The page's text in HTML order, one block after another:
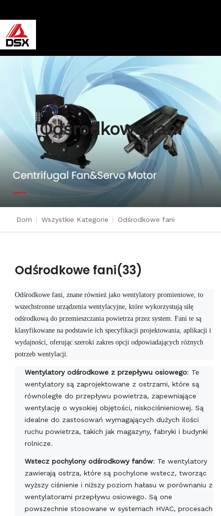
Odśrodkowe fani
Dom Wszystkie Kategorie Odśrodkowe fani
Odśrodkowe fani(33)
Odśrodkowe fani, znane również jako wentylatory promieniowe, to
wszechstronne urządzenia wentylacyjne, które wykorzystują siłę
odśrodkową do przemieszczania powietrza przez system. Fani te są
klasyfikowane na podstawie ich specyfikacji projektowania, aplikacji i
wydajności, oferując szeroki zakres opcji odpowiadających różnych
potrzeb wentylacji.
Wentylatory odśrodkowe z przepływu osiowego: Te
wentylatory są zaprojektowane z ostrzami, które są
równoległe do przepływu powietrza, zapewniające
wentylację o wysokiej objętości, niskociśnieniowej. Są
idealne do zastosowań wymagających dużych ilości
ruchu powietrza, takich jak magazyny, fabryki i budynki
rolnicze.
Wstecz pochylony odśrodkowy fanów: Te wentylatory
zawierają ostrza, które są pochylone wstecz, tworząc
wyższy ciśnienie i niższy poziom hałasu w porównaniu z
wentylatorami przepływu osiowego. Są one
powszechnie stosowane w systemach HVAC, procesach